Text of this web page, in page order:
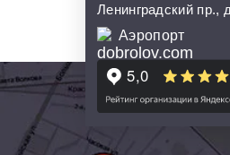
Ленинградский пр.,
Аэропорт